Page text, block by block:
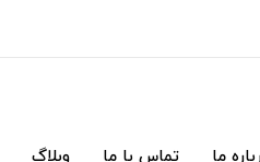
ما تماس با ما وبلاگ